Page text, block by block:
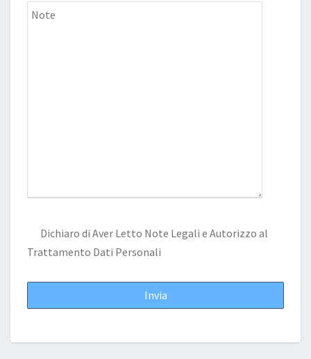
Dichiaro di Aver Letto Note Legali e Autorizzo al
Trattamento Dati Personali